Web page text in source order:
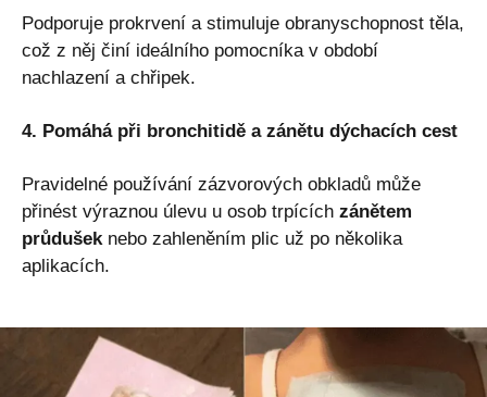
Podporuje prokrvení a stimuluje obranyschopnost těla,
což z něj činí ideálního pomocníka v období
nachlazení a chřipek.
4. Pomáhá při bronchitidě a zánětu dýchacích cest
Pravidelné používání zázvorových obkladů může
přinést výraznou úlevu u osob trpících zánětem
průdušeknebo zahleněním plic už po několika
aplikacích.